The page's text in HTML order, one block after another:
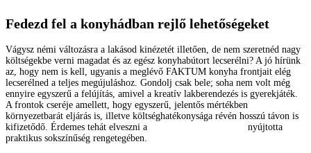
Fedezd fel a konyhádban rejlő lehetőségeket
Vágysz némi változásra a lakásod kinézetét illetően, de nem szeretnéd nagy
költségekbe verni magadat és az egész konyhabútort lecserélni? A jó hírünk
az, hogy nem is kell, ugyanis a meglévő FAKTUM konyha frontjait elég
lecserélned a teljes megújuláshoz. Gondolj csak bele; soha nem volt még
ennyire egyszerű a felújítás, amivel a kreatív lakberendezés is gyerekjáték.
A frontok cseréje amellett, hogy egyszerű, jelentős mértékben
környezetbarát eljárás is, illetve költséghatékonysága révén hosszú távon is
kifizetődő. Érdemes tehát elveszni a
nyújtotta
praktikus sokszínűség rengetegében.